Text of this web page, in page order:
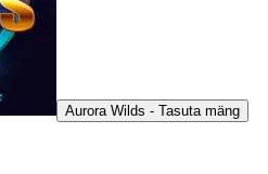
Aurora Wilds - Tasuta mäng